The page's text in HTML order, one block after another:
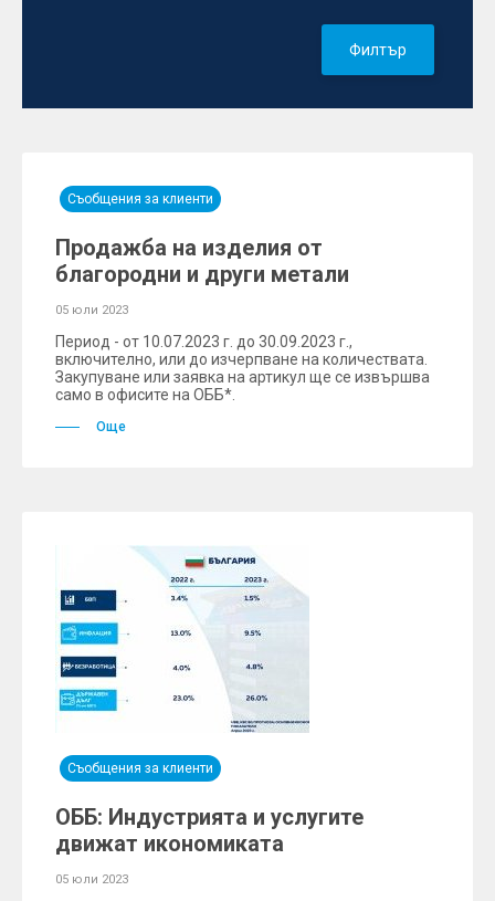
Филтър
Съобщения за клиенти
Продажба на изделия от
благородни и други метали
05 юли 2023
Период - от 10.07.2023 г. до 30.09.2023 г.,
включително, или до изчерпване на количествата.
Закупуване или заявка на артикул ще се извършва
само в офисите на ОББ*.
Още
Съобщения за клиенти
ОББ: Индустрията и услугите
движат икономиката
05 юли 2023